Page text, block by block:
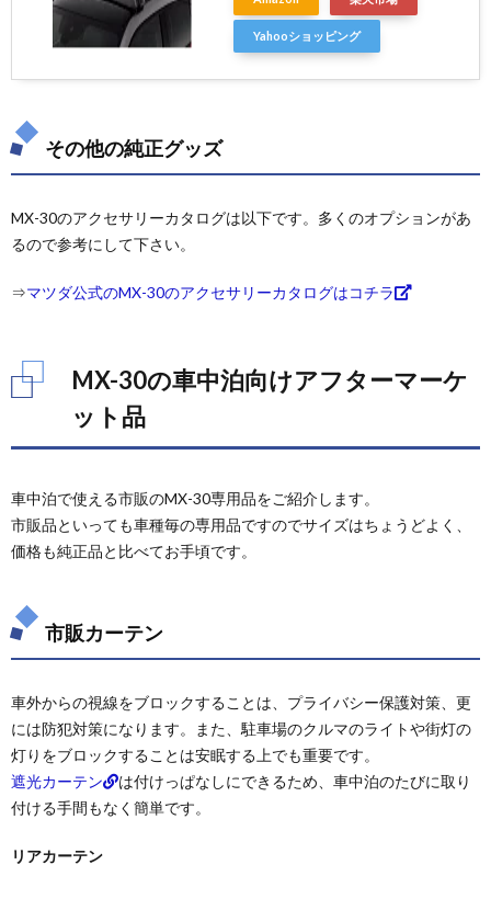
Yahooショッピング
その他の純正グッズ
MX-30のアクセサリーカタログは以下です。多くのオプションがあ
るので参考にして下さい。
⇒マツダ公式のMX-30のアクセサリーカタログはコチラ
MX-30の車中泊向けアフターマーケ
ット品
車中泊で使える市販のMX-30専用品をご紹介します。
市販品といっても車種毎の専用品ですのでサイズはちょうどよく、
価格も純正品と比べてお手頃です。
市販カーテン
車外からの視線をブロックすることは、プライバシー保護対策、更
には防犯対策になります。また、駐車場のクルマのライトや街灯の
灯りをブロックすることは安眠する上でも重要です。
遮光カーテン
は付けっぱなしにできるため、車中泊のたびに取り
付ける手間もなく簡単です。
リアカーテン